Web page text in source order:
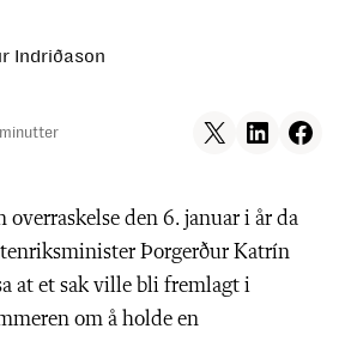
Indriðason
Share on X Share on LinkedIn
Share on
overraskelse den 6. januar i år da
Þorgerður Katrín
at et sak ville bli fremlagt i
om å holde en